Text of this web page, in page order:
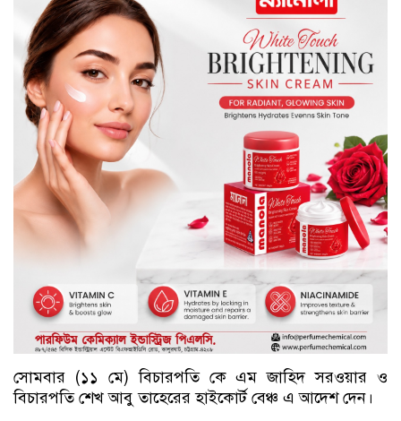
সোমবার (১১ মে) বিচারপতি কে এম জাহিদ সরওয়ার ও
বিচারপতি শেখ আবু তাহেরের হাইকোর্ট বেঞ্চ এ আদেশ দেন।